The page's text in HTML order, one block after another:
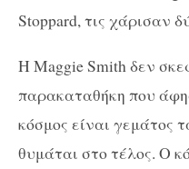
Stoppard, τις χάρισαν
H Maggie Smith δεν
παρακαταθήκη που
κόσμος είναι γεμάτος
θυμάται στο τέλος. Ο